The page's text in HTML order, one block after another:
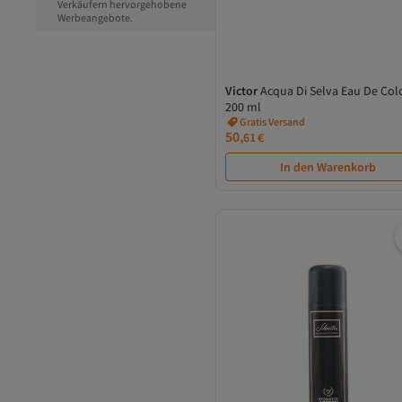
VictorAcqua Di Selva Eau De
200 ml
Versand Kostenlos
Gratis Versand
Versand Kostenlos
50,61€
In den Warenkorb
AHAVA
Al Haramain
Verkäufern hervorgehobene
Werbeangebote.